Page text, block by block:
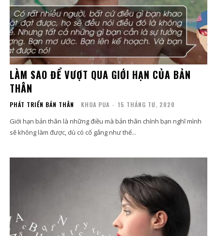
LÀM SAO ĐỂ VƯỢT QUA GIỚI HẠN CỦA BẢN
THÂN
PHÁT TRIỂN BẢN THÂN KHOA PUA - 15 THÁNG TƯ, 2020
Giới hạn bản thân là những điều mà bản thân chính bạn nghĩ mình
sẽ không làm được, dù có cố gắng như thế...